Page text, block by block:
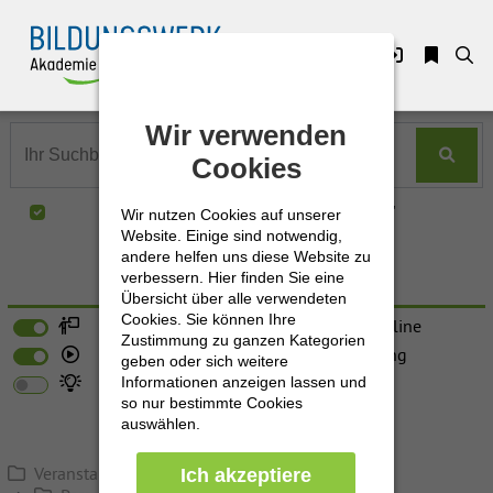
Zuklappen
Loading
Loading
Nur in "Recruiting & Employer Branding"
Erweiterte Suche
Präsenz
Live-Online
E-Learning
Förderung
Neu
Veranstaltungen - Seminare - Workshops
Wir verwenden
Cookies
Wir nutzen Cookies auf unserer
Website. Einige sind notwendig,
andere helfen uns diese Website zu
verbessern. Hier finden Sie eine
Übersicht über alle verwendeten
Cookies. Sie können Ihre
Zustimmung zu ganzen Kategorien
geben oder sich weitere
Informationen anzeigen lassen und
so nur bestimmte Cookies
auswählen.
Ich akzeptiere
Wir verwenden
Cookies
Wir nutzen Cookies auf unserer
Website. Einige sind notwendig,
andere helfen uns diese Website zu
verbessern. Hier finden Sie eine
Übersicht über alle verwendeten
Cookies. Sie können Ihre
Zustimmung zu ganzen Kategorien
geben oder sich weitere
Informationen anzeigen lassen und
so nur bestimmte Cookies
auswählen.
Ich akzeptiere